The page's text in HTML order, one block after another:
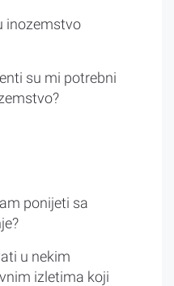
inozemstvo
su mi potrebni
ponijeti sa
u nekim
izletima koji